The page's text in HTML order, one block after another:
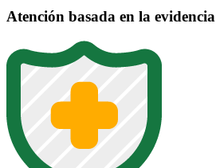
Atención basada en la evidencia